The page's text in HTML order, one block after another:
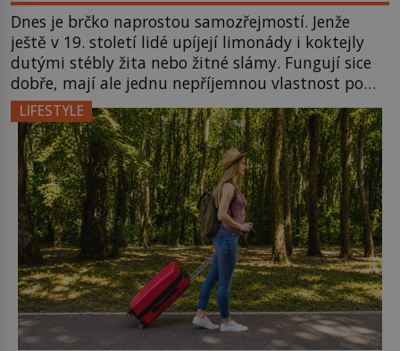
Dnes je brčko naprostou samozřejmostí. Jenže
ještě v 19. století lidé upíjejí limonády i koktejly
dutými stébly žita nebo žitné slámy. Fungují sice
dobře, mají ale jednu nepříjemnou vlastnost po
chvíli se rozmáčejí a nápoji dodávají travnatou
příchuť. Právě tahle drobná nepříjemnost přivede
amerického výrobce cigaretových náustků k
nápadu, který změní způsob pití po celém […]
LIFESTYLE